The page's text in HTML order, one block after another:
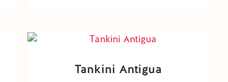
Tankini Antigua